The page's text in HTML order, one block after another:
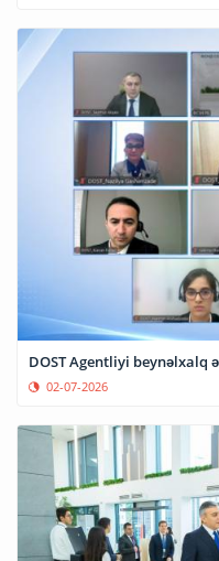
DOST Agentliyi beynəlxalq
02-07-2026